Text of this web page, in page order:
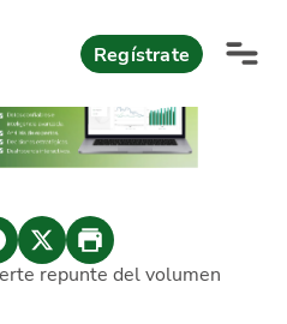
Regístrate
repunte del volumen